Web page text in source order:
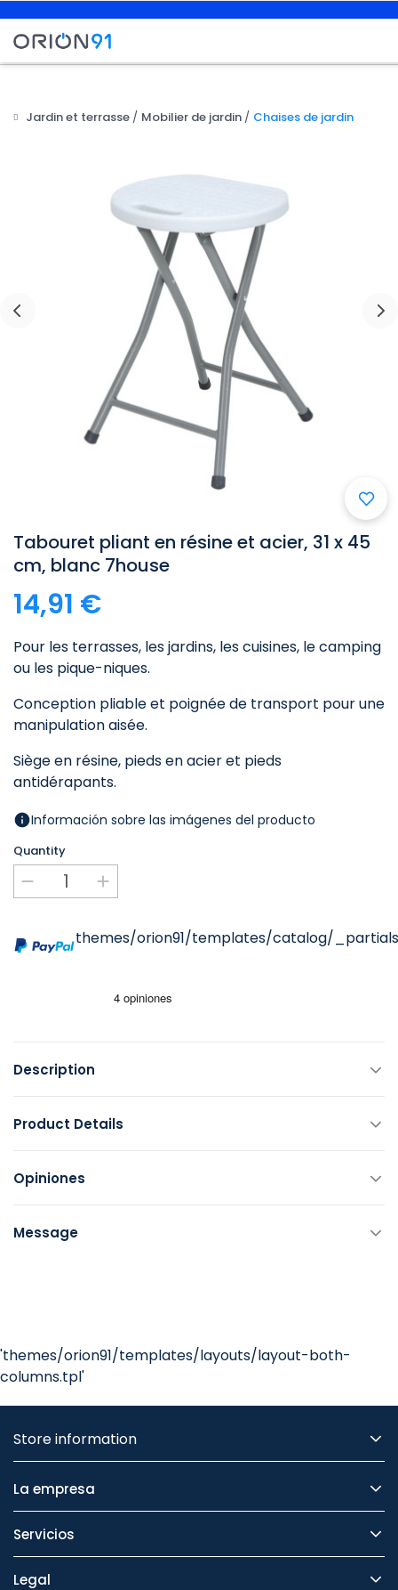
Jardin et terrasse Mobilier de jardin Chaises de jardin
Tabouret pliant en résine et acier, 31 x 45
cm, blanc 7house
14,91 €
Pour les terrasses, les jardins, les cuisines, le camping
ou les pique-niques.
Conception pliable et poignée de transport pour une
manipulation aisée.
Siège en résine, pieds en acier et pieds
antidérapants.
Información sobre las imágenes del producto
Quantity
themes/orion91/templates/catalog/
Description
Product Details
Opiniones
Message
'themes/orion91/templates/layouts/layout-both-
columns.tpl'
Store information
La empresa
Servicios
Legal